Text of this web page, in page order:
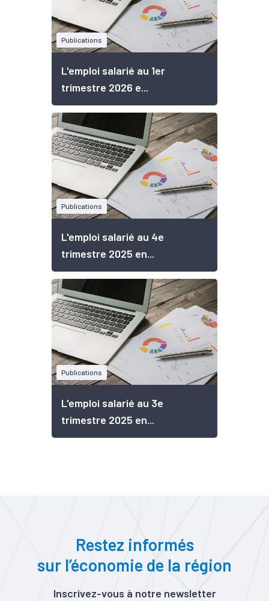
Publications
L'emploi salarié au 1er
trimestre 2026 e...
Publications
L'emploi salarié au 4e
trimestre 2025 en...
Publications
L'emploi salarié au 3e
trimestre 2025 en...
Restez informés
sur l’économie de la région
Inscrivez-vous à notre newsletter